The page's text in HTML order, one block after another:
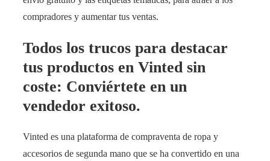
compradores y aumentar tus ventas.
Todos los trucos para destacar
tus productos en Vinted sin
coste: Conviértete en un
vendedor exitoso.
Vinted es una plataforma de compraventa de ropa y
accesorios de segunda mano que se ha convertido en una